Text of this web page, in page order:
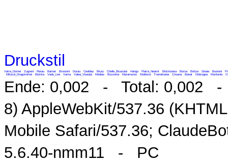
Druckstil
Vatra_Dornei Zugreni Rarau Barnar Brosteni Durau Ceahlau Bicaz Cheile_Bicazului Hangu Piatra_Neamt Bistricioara Borsa Botiza Sinaia Busteni
Mitocul_Dragomirnei
Bistrita Vadu_Izei Vama Valea_Viseului Medias Bucovina Maramures Moldova Transilvania Crisana Banat Dobrogea Muntenia
Ende: 0,002 - Total: 0,002 -
8) AppleWebKit/537.36
Mobile Safari/537.36;
5.6.40-nmm11 - PC